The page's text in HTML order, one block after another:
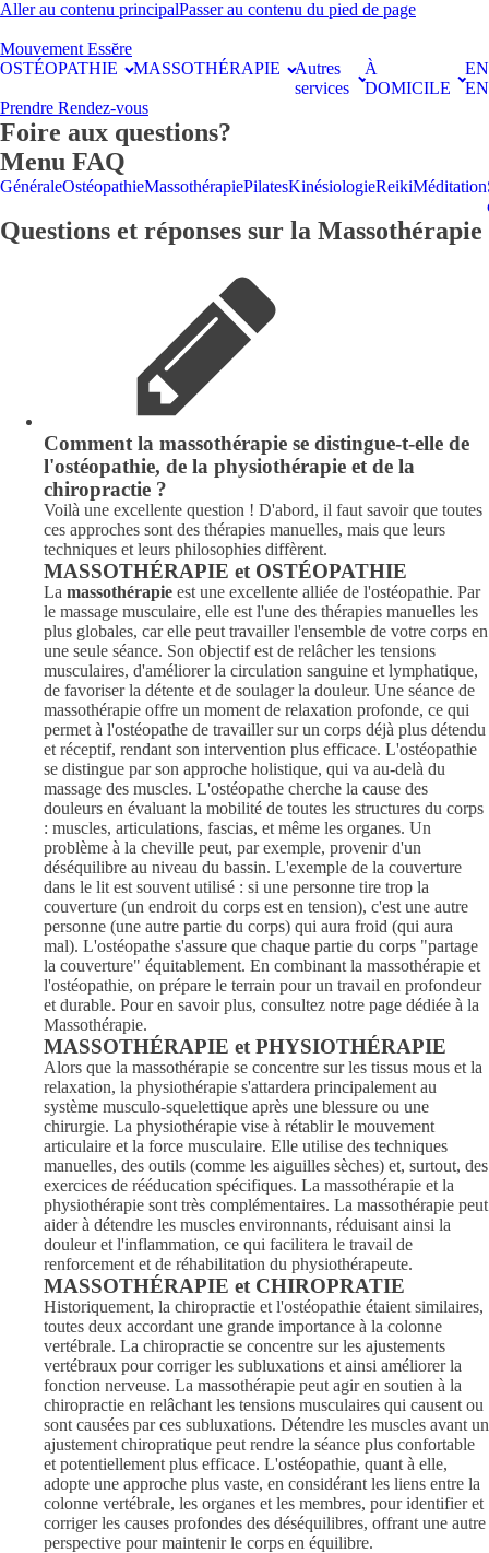
Aller au contenu principalPasser au contenu du pied de page
Mouvement Essĕre
OSTÉOPATHIE
MASSOTHÉRAPIE
Autres
services
À
DOMICILE
EN
Prendre Rendez-vous
Foire aux questions?
Menu FAQ
GénéraleOstéopathieMassothérapiePilatesKinésiologieReikiMéditation
Questions et réponses sur la Massothérapie
Comment la massothérapie se distingue-t-elle de
l'ostéopathie, de la physiothérapie et de la
chiropractie ?
Voilà une excellente question ! D'abord, il faut savoir que toutes
ces approches sont des thérapies manuelles, mais que leurs
techniques et leurs philosophies diffèrent.
MASSOTHÉRAPIE et OSTÉOPATHIE
La massothérapie est une excellente alliée de l'ostéopathie. Par
le massage musculaire, elle est l'une des thérapies manuelles les
plus globales, car elle peut travailler l'ensemble de votre corps en
une seule séance. Son objectif est de relâcher les tensions
musculaires, d'améliorer la circulation sanguine et lymphatique,
de favoriser la détente et de soulager la douleur. Une séance de
massothérapie offre un moment de relaxation profonde, ce qui
permet à l'ostéopathe de travailler sur un corps déjà plus détendu
et réceptif, rendant son intervention plus efficace. L'ostéopathie
se distingue par son approche holistique, qui va au-delà du
massage des muscles. L'ostéopathe cherche la cause des
douleurs en évaluant la mobilité de toutes les structures du corps
: muscles, articulations, fascias, et même les organes. Un
problème à la cheville peut, par exemple, provenir d'un
déséquilibre au niveau du bassin. L'exemple de la couverture
dans le lit est souvent utilisé : si une personne tire trop la
couverture (un endroit du corps est en tension), c'est une autre
personne (une autre partie du corps) qui aura froid (qui aura
mal). L'ostéopathe s'assure que chaque partie du corps "partage
la couverture" équitablement. En combinant la massothérapie et
l'ostéopathie, on prépare le terrain pour un travail en profondeur
et durable. Pour en savoir plus, consultez notre page dédiée à la
Massothérapie.
MASSOTHÉRAPIE et PHYSIOTHÉRAPIE
Alors que la massothérapie se concentre sur les tissus mous et la
relaxation, la physiothérapie s'attardera principalement au
système musculo-squelettique après une blessure ou une
chirurgie. La physiothérapie vise à rétablir le mouvement
articulaire et la force musculaire. Elle utilise des techniques
manuelles, des outils (comme les aiguilles sèches) et, surtout, des
exercices de rééducation spécifiques. La massothérapie et la
physiothérapie sont très complémentaires. La massothérapie peut
aider à détendre les muscles environnants, réduisant ainsi la
douleur et l'inflammation, ce qui facilitera le travail de
renforcement et de réhabilitation du physiothérapeute.
MASSOTHÉRAPIE et CHIROPRATIE
Historiquement, la chiropractie et l'ostéopathie étaient similaires,
toutes deux accordant une grande importance à la colonne
vertébrale. La chiropractie se concentre sur les ajustements
vertébraux pour corriger les subluxations et ainsi améliorer la
fonction nerveuse. La massothérapie peut agir en soutien à la
chiropractie en relâchant les tensions musculaires qui causent ou
sont causées par ces subluxations. Détendre les muscles avant un
ajustement chiropratique peut rendre la séance plus confortable
et potentiellement plus efficace. L'ostéopathie, quant à elle,
adopte une approche plus vaste, en considérant les liens entre la
colonne vertébrale, les organes et les membres, pour identifier et
corriger les causes profondes des déséquilibres, offrant une autre
perspective pour maintenir le corps en équilibre.